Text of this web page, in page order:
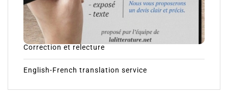
Correction et relecture
English-French translation service